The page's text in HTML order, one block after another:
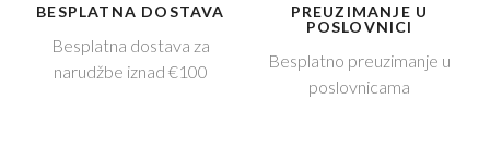
BESPLATNA DOSTAVA
Besplatna dostava za
narudžbe iznad €100
PREUZIMANJE U
POSLOVNICI
Besplatno preuzimanje u
poslovnicama